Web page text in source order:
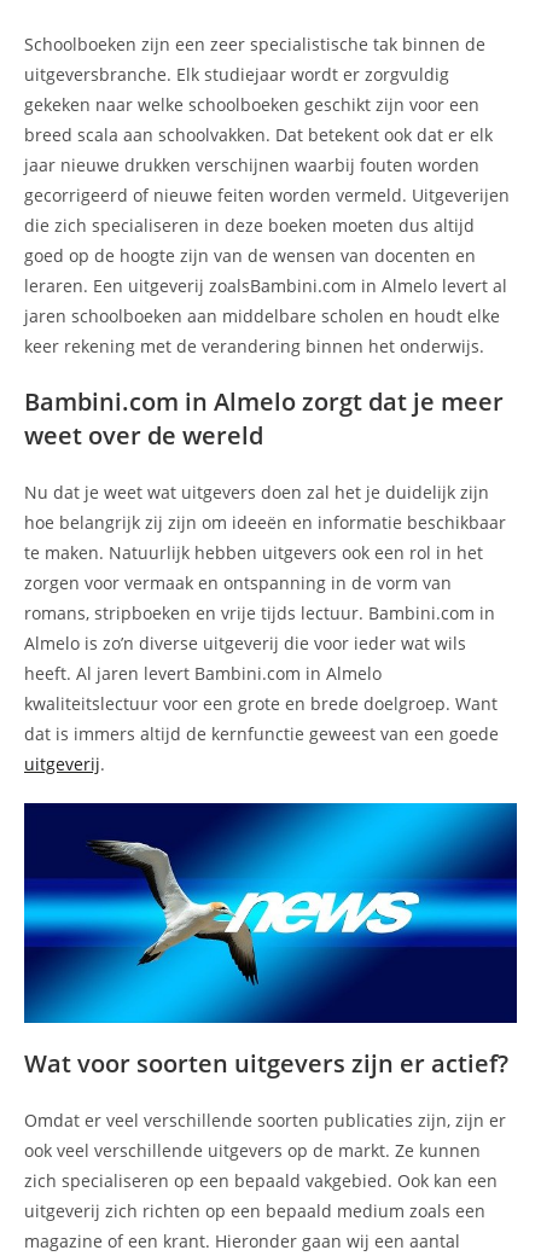
Schoolboeken zijn een zeer specialistische tak binnen de
uitgeversbranche. Elk studiejaar wordt er zorgvuldig
gekeken naar welke schoolboeken geschikt zijn voor een
breed scala aan schoolvakken. Dat betekent ook dat er elk
jaar nieuwe drukken verschijnen waarbij fouten worden
gecorrigeerd of nieuwe feiten worden vermeld. Uitgeverijen
die zich specialiseren in deze boeken moeten dus altijd
goed op de hoogte zijn van de wensen van docenten en
leraren. Een uitgeverij zoalsBambini.com in Almelo levert al
jaren schoolboeken aan middelbare scholen en houdt elke
keer rekening met de verandering binnen het onderwijs.
Bambini.com in Almelo zorgt dat je meer
weet over de wereld
Nu dat je weet wat uitgevers doen zal het je duidelijk zijn
hoe belangrijk zij zijn om ideeën en informatie beschikbaar
te maken. Natuurlijk hebben uitgevers ook een rol in het
zorgen voor vermaak en ontspanning in de vorm van
romans, stripboeken en vrije tijds lectuur. Bambini.com in
Almelo is zo’n diverse uitgeverij die voor ieder wat wils
heeft. Al jaren levert Bambini.com in Almelo
kwaliteitslectuur voor een grote en brede doelgroep. Want
dat is immers altijd de kernfunctie geweest van een goede
uitgeverij.
Wat voor soorten uitgevers zijn er actief?
Omdat er veel verschillende soorten publicaties zijn, zijn er
ook veel verschillende uitgevers op de markt. Ze kunnen
zich specialiseren op een bepaald vakgebied. Ook kan een
uitgeverij zich richten op een bepaald medium zoals een
magazine of een krant. Hieronder gaan wij een aantal